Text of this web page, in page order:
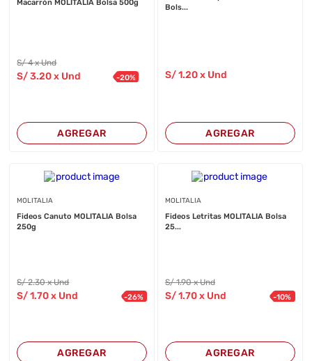
Macarrón MOLITALIA Bolsa 500g
S/4 x Und
S/3.20 x Und -20%
AGREGAR
Bols...
S/1.20x Und
AGREGAR
MOLITALIA
Fideos Canuto MOLITALIA Bolsa
250g
S/2.30 x Und
S/1.70 x Und -26%
AGREGAR
MOLITALIA
Fideos Letritas MOLITALIA Bolsa
25...
S/1.90 x Und
S/1.70x Und -10%
AGREGAR